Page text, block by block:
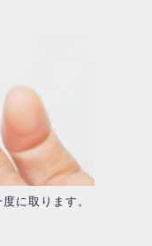
に取ります。